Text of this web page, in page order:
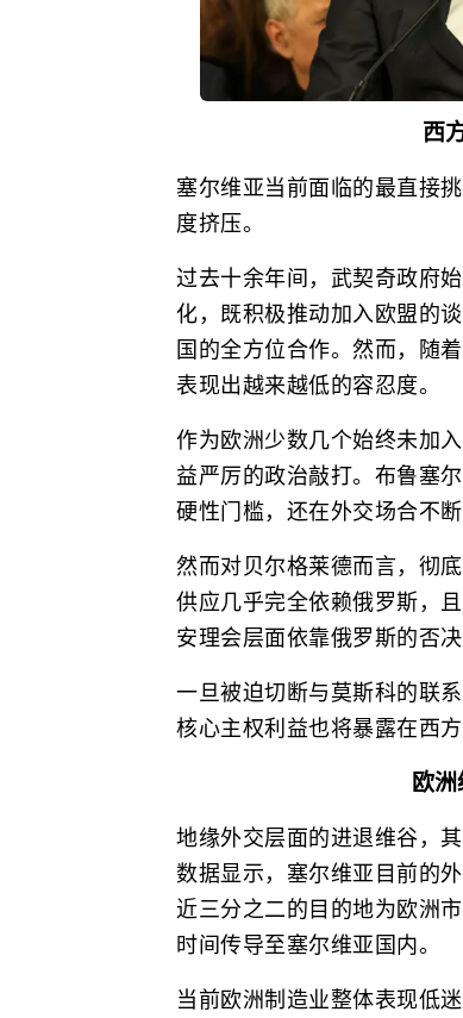
西
塞尔维亚当前面临的最直接
度挤压。
过去十余年间，武契奇政府
化，既积极推动加入欧盟的
国的全方位合作。然而，随
表现出越来越低的容忍度。
作为欧洲少数几个始终未加
益严厉的政治敲打。布鲁塞
硬性门槛，还在外交场合不
然而对贝尔格莱德而言，彻
供应几乎完全依赖俄罗斯，
安理会层面依靠俄罗斯的否
一旦被迫切断与莫斯科的联
核心主权利益也将暴露在西
欧
地缘外交层面的进退维谷，
数据显示，塞尔维亚目前的
近三分之二的目的地为欧洲
时间传导至塞尔维亚国内。
当前欧洲制造业整体表现低